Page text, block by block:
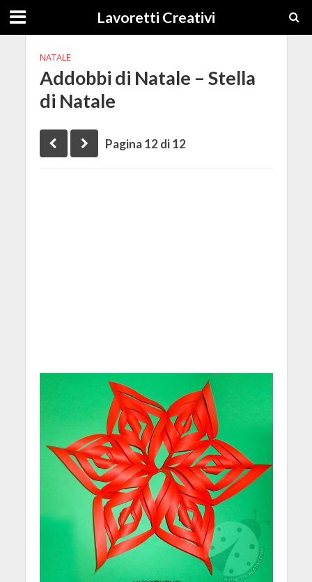
Lavoretti Creativi
NATALE
Addobbi di Natale – Stella
di Natale
Pagina 12 di 12